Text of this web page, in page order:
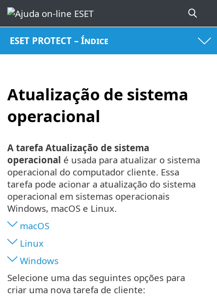
ESET PROTECT – Índice
Atualização de sistema
operacional
A tarefa Atualização de sistema
operacional é usada para atualizar o sistema
operacional do computador cliente. Essa
tarefa pode acionar a atualização do sistema
operacional em sistemas operacionais
Windows, macOS e Linux.
macOS
Linux
Windows
Selecione uma das seguintes opções para
criar uma nova tarefa de cliente: